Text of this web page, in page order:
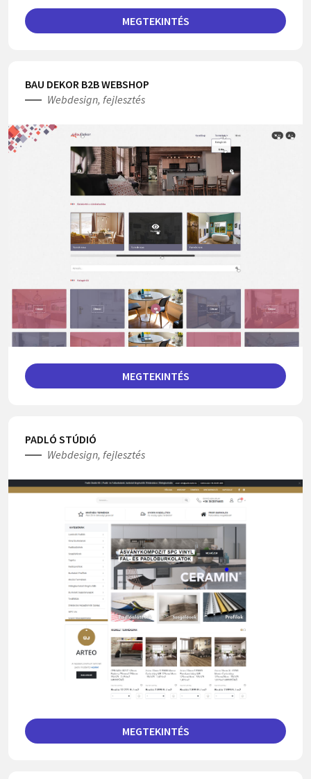
MEGTEKINTÉS
BAU DEKOR B2B WEBSHOP
Webdesign, fejlesztés
MEGTEKINTÉS
PADLÓ STÚDIÓ
Webdesign, fejlesztés
MEGTEKINTÉS